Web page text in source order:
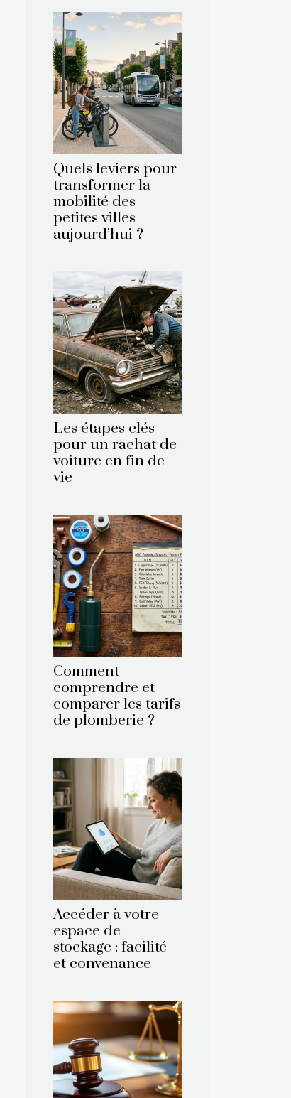
Quels leviers pour
transformer la
mobilité des
petites villes
aujourd’hui ?
Les étapes clés
pour un rachat de
voiture en fin de
vie
Comment
comprendre et
comparer les tarifs
de plomberie ?
Accéder à votre
espace de
stockage : facilité
et convenance